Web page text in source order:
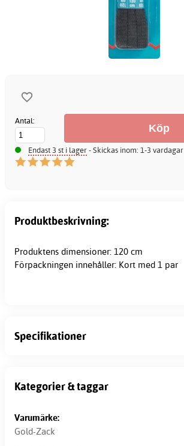
Antal:
Endast 3 st i lager- Skickas inom: 1-3 vardagar
Produktbeskrivning:
Produktens dimensioner: 120 cm
Förpackningen innehåller: Kort med 1 par
Specifikationer
Kategorier & taggar
Varumärke:
Gold-Zack